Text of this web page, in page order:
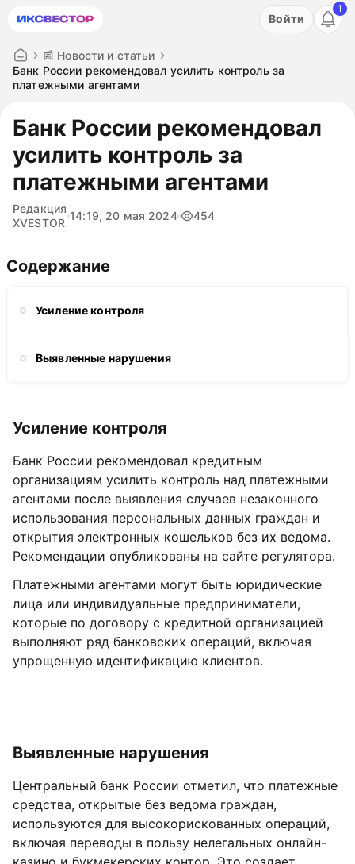
Акция: бесплатный пробный период на 3 дня!
Войти
1
📰 Новости и статьи
Банк России рекомендовал усилить контроль за
платежными агентами
Банк России рекомендовал
усилить контроль за
платежными агентами
Редакция
XVESTOR
14:19, 20 мая 2024 454
Содержание
Усиление контроля
Выявленные нарушения
Усиление контроля
Банк России рекомендовал кредитным
организациям усилить контроль над платежными
агентами после выявления случаев незаконного
использования персональных данных граждан и
открытия электронных кошельков без их ведома.
Рекомендации опубликованы на сайте регулятора.
Платежными агентами могут быть юридические
лица или индивидуальные предприниматели,
которые по договору с кредитной организацией
выполняют ряд банковских операций, включая
упрощенную идентификацию клиентов.
Выявленные нарушения
Центральный банк России отметил, что платежные
средства, открытые без ведома граждан,
используются для высокорискованных операций,
включая переводы в пользу нелегальных онлайн-